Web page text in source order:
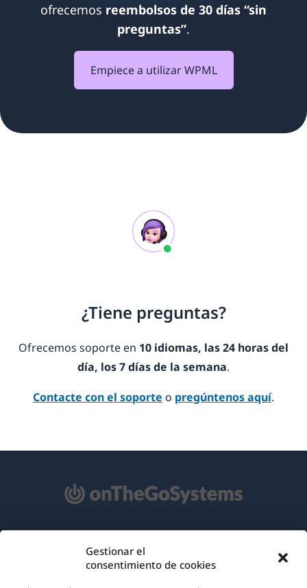
Gestionar el
consentimiento de cookies
ofrecemos reembolsos de 30 días “sin
preguntas”.
Empiece a utilizar WPML
¿Tiene preguntas?
Ofrecemos soporte en 10 idiomas, las 24 horas del
día, los 7 días de la semana.
Contacte con el soporte o pregúntenos aquí.
RGPD y Política de Privacidad